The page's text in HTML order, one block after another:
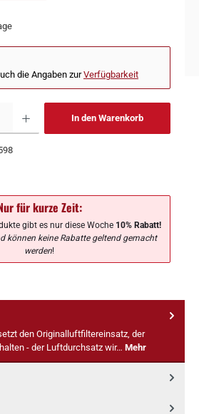
die Angaben zurVerfügbarkeit
In den Warenkorb
für kurze Zeit:
gibt es nur diese Woche10% Rabatt!
können keine Rabatte geltend gemacht
werden!
den Originalluftfiltereinsatz, der
- der Luftdurchsatz wir… Mehr